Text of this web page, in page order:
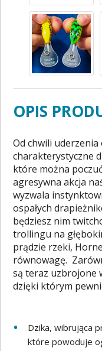
OPIS
Od chwili
charakterystyczne
które można
agresywna akcja
wyzwala
ospałych
będziesz nim
trollingu na
prądzie rzeki,
równowagę.
są teraz uzbrojone
dzięki którym
Dzika, wibrująca
które powoduje